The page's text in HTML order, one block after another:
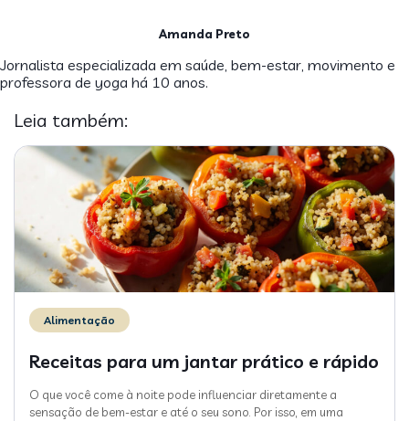
Amanda Preto
Jornalista especializada em saúde, bem-estar, movimento e
professora de yoga há 10 anos.
Leia também:
Alimentação
Receitas para um jantar prático e rápido
O que você come à noite pode influenciar diretamente a
sensação de bem-estar e até o seu sono. Por isso, em uma